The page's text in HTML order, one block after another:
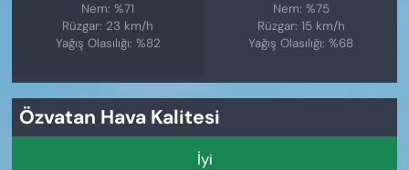
Nem: %71
Rüzgar: 23 km/h
Yağış Olasılığı: %82
Nem: %75
Rüzgar: 15 km/h
Yağış Olasılığı: %68
Özvatan Hava Kalitesi
İyi